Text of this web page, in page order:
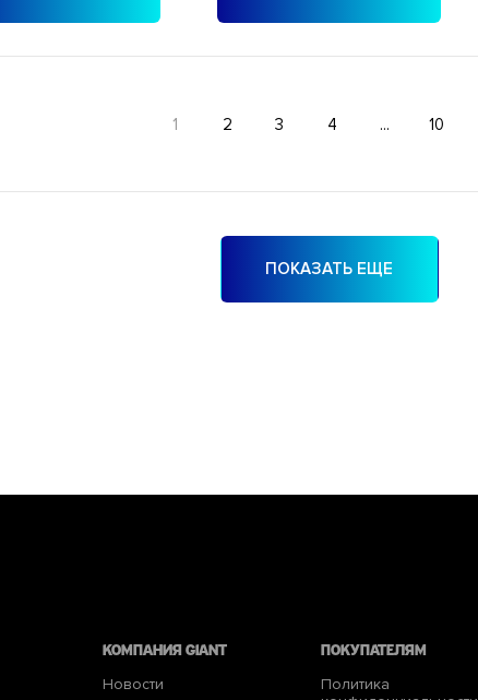
1 2 3 4 ... 10
ПОКАЗАТЬ ЕЩЕ
КОМПАНИЯ giant
Новости
Покупателям
Политика